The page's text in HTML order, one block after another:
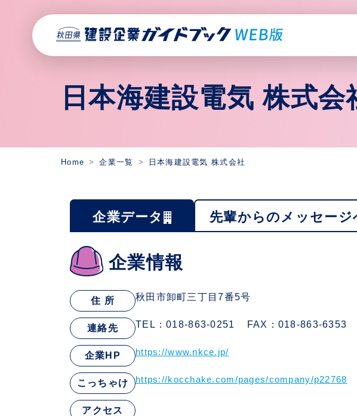
日本海建設電気 株式会
Home 企業一覧 日本海建設電気 株式会社
企業データ 先輩からのメッセージ
企業情報
住 所 秋田市卸町三丁目7番5号
連絡先 TEL：018-863-0251 FAX：018-863-6353
企業HP https://www.nkce.jp/
こっちゃけ https://kocchake.com/pages/company/p22768
アクセス